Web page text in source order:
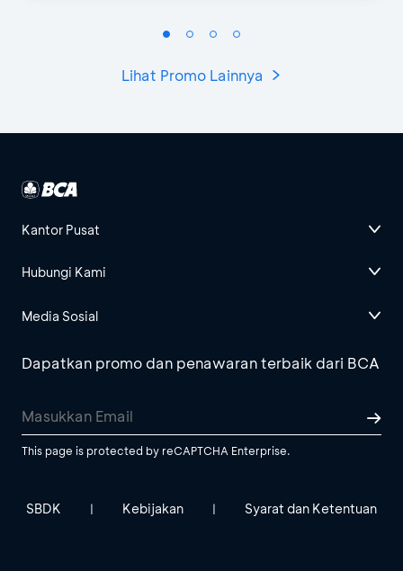
Lihat Promo Lainnya
Kantor Pusat
Hubungi Kami
Media Sosial
Dapatkan promo dan penawaran terbaik dari BCA
This page is protected by reCAPTCHA Enterprise.
SBDK | Kebijakan | Syarat dan Ketentuan